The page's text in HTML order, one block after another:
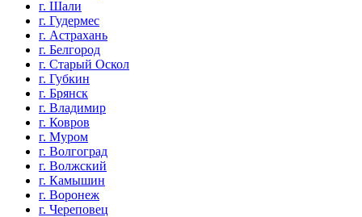
г. Шали
г. Гудермес
г. Астрахань
г. Белгород
г. Старый Оскол
г. Губкин
г. Брянск
г. Владимир
г. Ковров
г. Муром
г. Волгоград
г. Волжский
г. Камышин
г. Воронеж
г. Череповец